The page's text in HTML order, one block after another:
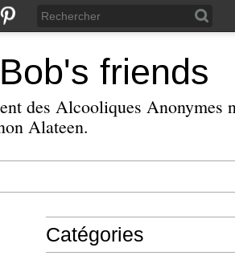
friends
des Alcooliques Anonymes
Alateen.
Catégories